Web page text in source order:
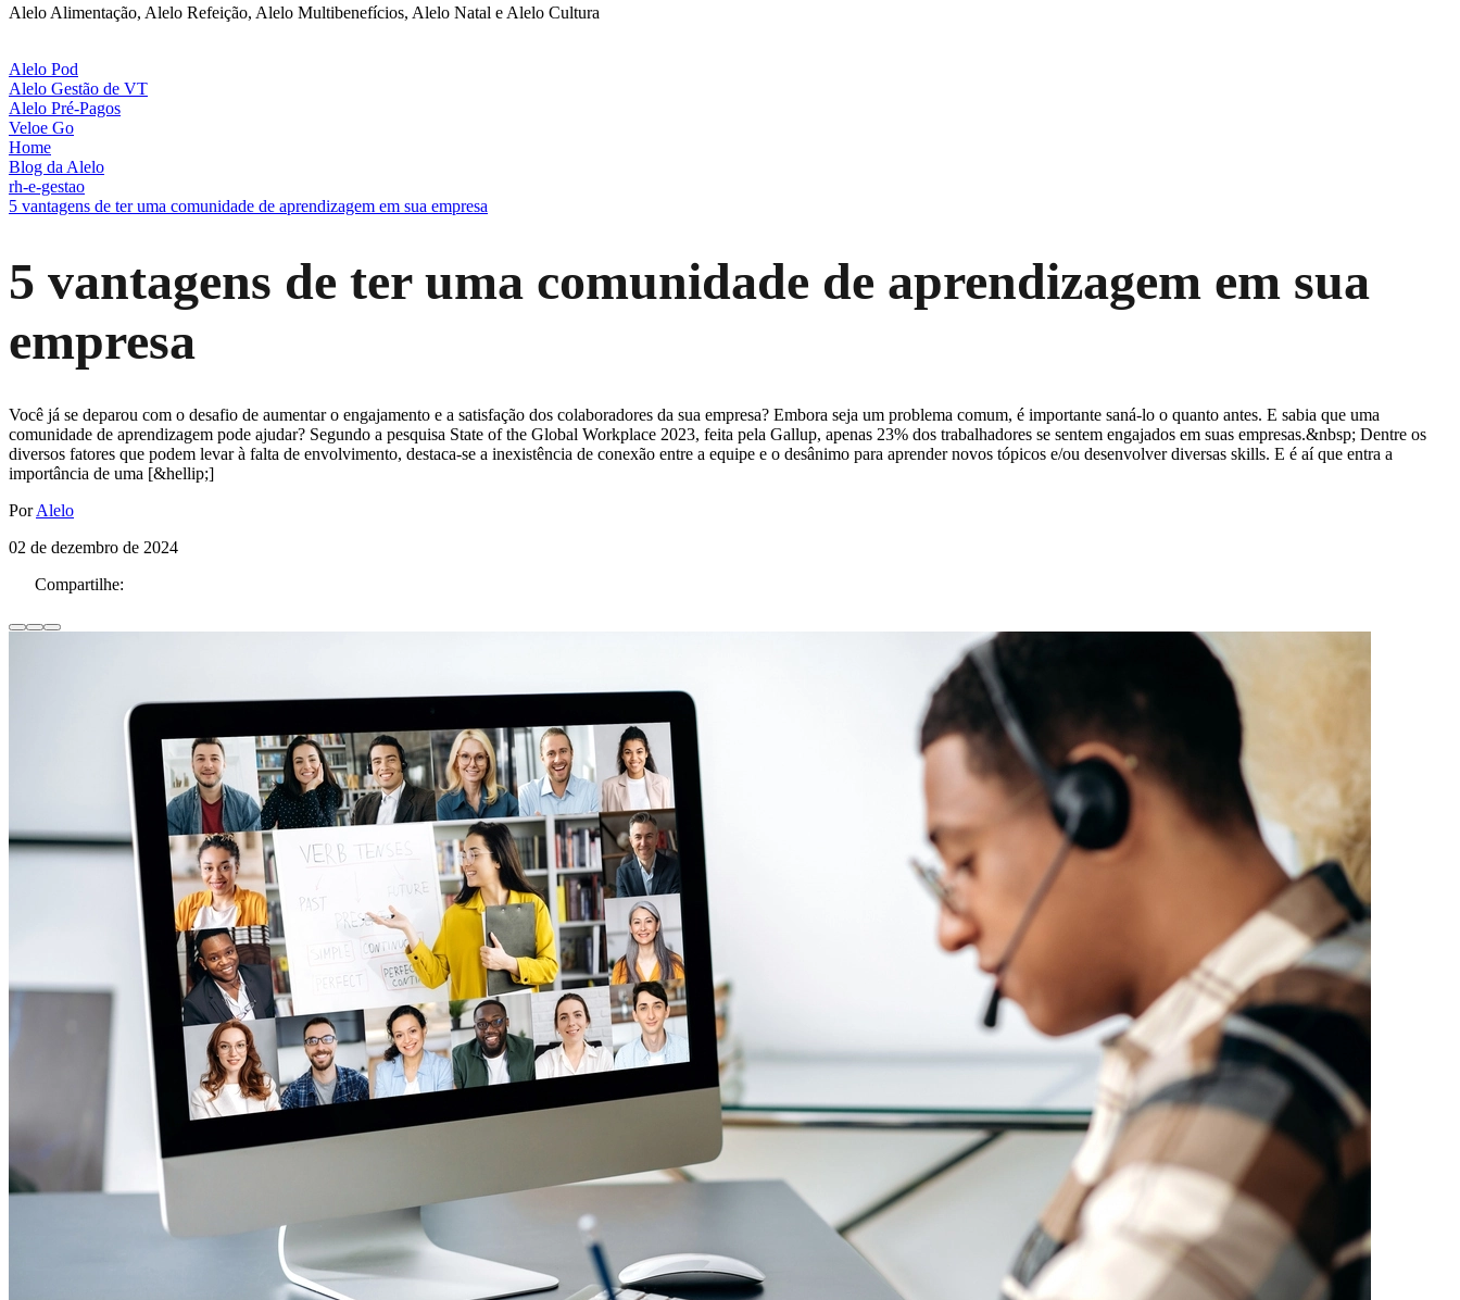
Alelo Alimentação, Alelo Refeição, Alelo Multibenefícios, Alelo Natal e Alelo Cultura
Alelo Pod
Alelo Gestão de VT
Alelo Pré-Pagos
Veloe Go
Home
Blog da Alelo
rh-e-gestao
5 vantagens de ter uma comunidade de aprendizagem em sua empresa
5 vantagens de ter uma comunidade de aprendizagem em sua
empresa
Você já se deparou com o desafio de aumentar o engajamento e a satisfação dos colaboradores da sua empresa? Embora seja um problema comum, é importante saná-lo o quanto antes. E sabia que uma
comunidade de aprendizagem pode ajudar? Segundo a pesquisa State of the Global Workplace 2023, feita pela Gallup, apenas 23% dos trabalhadores se sentem engajados em suas empresas.&nbsp; Dentre os
diversos fatores que podem levar à falta de envolvimento, destaca-se a inexistência de conexão entre a equipe e o desânimo para aprender novos tópicos e/ou desenvolver diversas skills. E é aí que entra a
importância de uma [&hellip;]
PorAlelo
02 de dezembro de 2024
Compartilhe: